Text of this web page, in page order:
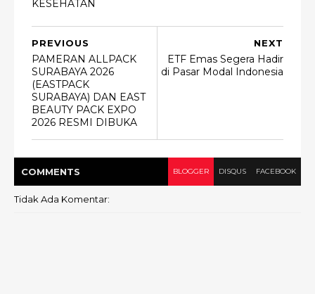
KESEHATAN
NEXT
ETF Emas Segera Hadir
di Pasar Modal Indonesia
PREVIOUS
PAMERAN ALLPACK
SURABAYA 2026
(EASTPACK
SURABAYA) DAN EAST
BEAUTY PACK EXPO
2026 RESMI DIBUKA
COMMENTS BLOGGER DISQUS FACEBOOK
Tidak Ada Komentar: